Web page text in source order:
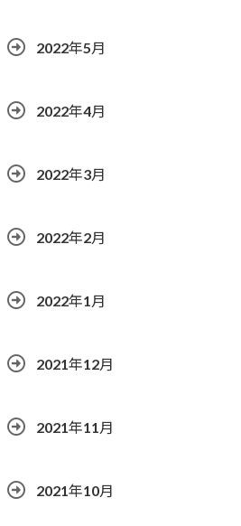
2022年5月
2022年4月
2022年3月
2022年2月
2022年1月
2021年12月
2021年11月
2021年10月